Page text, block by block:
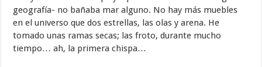
geografía- no bañaba mar alguno. No hay más muebles
en el universo que dos estrellas, las olas y arena. He
tomado unas ramas secas; las froto, durante mucho
tiempo… ah, la primera chispa…